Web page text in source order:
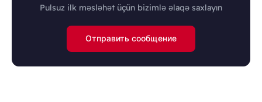
Pulsuz ilk məsləhət üçün bizimlə əlaqə saxlayın
Отправить сообщение